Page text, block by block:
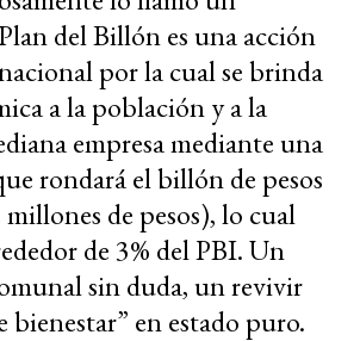
del Billón es una acción
por la cual se brinda
a la población y a la
empresa mediante una
rondará el billón de pesos
de pesos), lo cual
de 3% del PBI. Un
sin duda, un revivir
bienestar” en estado puro.